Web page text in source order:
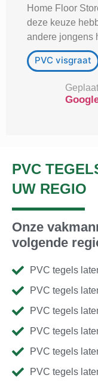
Home Floor
deze keuze
andere jongens
PVC visgraat
PVC
UW REGIO
Onze
volgende
PVC tegels
PVC tegels
PVC tegels
PVC tegels
PVC tegels
PVC tegels